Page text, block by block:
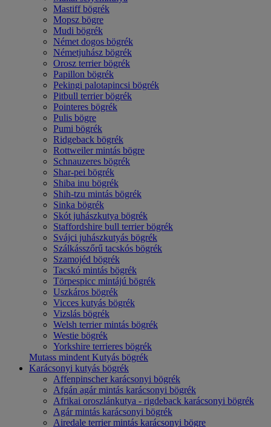
Mastiff bögrék
Mopsz bögre
Mudi bögrék
Német dogos bögrék
Németjuhász bögrék
Orosz terrier bögrék
Papillon bögrék
Pekingi palotapincsi bögrék
Pitbull terrier bögrék
Pointeres bögrék
Pulis bögre
Pumi bögrék
Ridgeback bögrék
Rottweiler mintás bögre
Schnauzeres bögrék
Shar-pei bögrék
Shiba inu bögrék
Shih-tzu mintás bögrék
Sinka bögrék
Skót juhászkutya bögrék
Staffordshire bull terrier bögrék
Svájci juhászkutyás bögrék
Szálkásszőrű tacskós bögrék
Szamojéd bögrék
Tacskó mintás bögrék
Törpespicc mintájú bögrék
Uszkáros bögrék
Vicces kutyás bögrék
Vizslás bögrék
Welsh terrier mintás bögrék
Westie bögrék
Yorkshire terrieres bögrék
Mutass mindent Kutyás bögrék
Karácsonyi kutyás bögrék
Affenpinscher karácsonyi bögrék
Afgán agár mintás karácsonyi bögrék
Afrikai oroszlánkutya - rigdeback karácsonyi bögrék
Agár mintás karácsonyi bögrék
Airedale terrier mintás karácsonyi bögre